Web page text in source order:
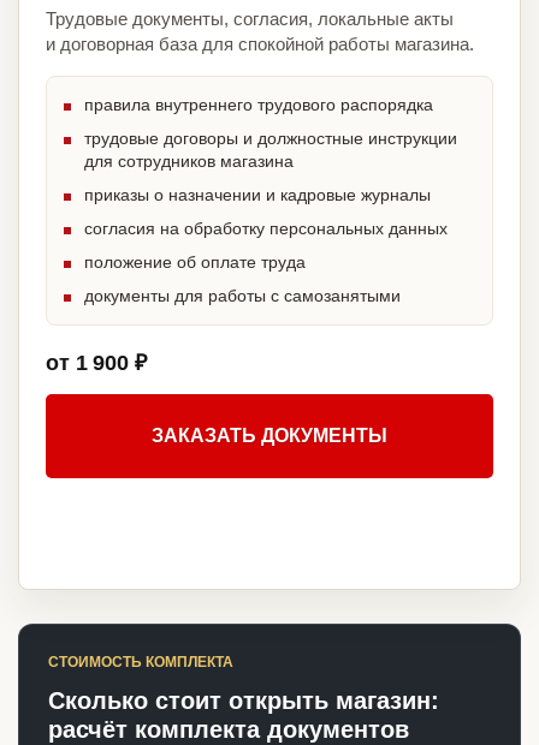
Трудовые документы, согласия, локальные акты
и договорная база для спокойной работы магазина.
правила внутреннего трудового распорядка
трудовые договоры и должностные инструкции
для сотрудников магазина
приказы о назначении и кадровые журналы
согласия на обработку персональных данных
положение об оплате труда
документы для работы с самозанятыми
от 1 900 ₽
ЗАКАЗАТЬ ДОКУМЕНТЫ
СТОИМОСТЬ КОМПЛЕКТА
Сколько стоит открыть магазин:
расчёт комплекта документов